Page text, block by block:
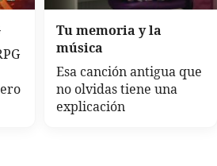
Tu memoria y la
música
Esa canción antigua que
no olvidas tiene una
explicación